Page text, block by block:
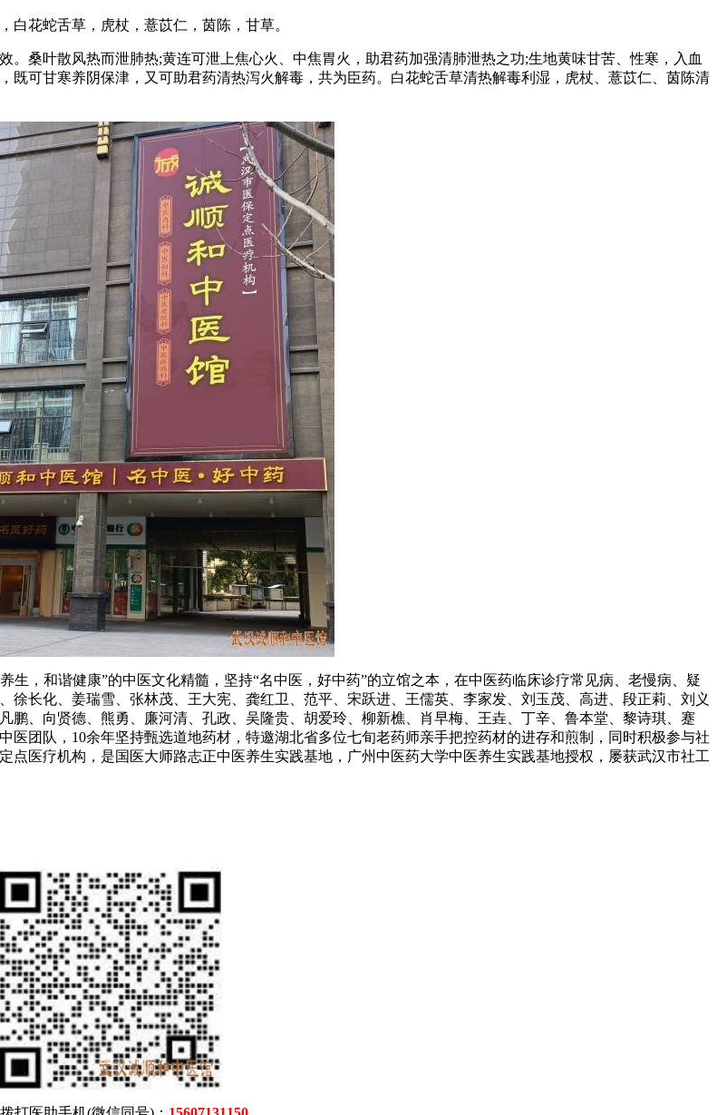
花蛇舌草，虎杖，薏苡仁，茵陈，甘草。
叶散风热而泄肺热;黄连可泄上焦心火、中焦胃火，助君药加强清肺泄热之功;生地黄味甘苦、性寒，入血
可甘寒养阴保津，又可助君药清热泻火解毒，共为臣药。白花蛇舌草清热解毒利湿，虎杖、薏苡仁、茵陈清
，和谐健康”的中医文化精髓，坚持“名中医，好中药”的立馆之本，在中医药临床诊疗常见病、老慢病、疑
长化、姜瑞雪、张林茂、王大宪、龚红卫、范平、宋跃进、王儒英、李家发、刘玉茂、高进、段正莉、刘义
、向贤德、熊勇、廉河清、孔政、吴隆贵、胡爱玲、柳新樵、肖早梅、王垚、丁辛、鲁本堂、黎诗琪、蹇
团队，10余年坚持甄选道地药材，特邀湖北省多位七旬老药师亲手把控药材的进存和煎制，同时积极参与社
医疗机构，是国医大师路志正中医养生实践基地，广州中医药大学中医养生实践基地授权，屡获武汉市社工